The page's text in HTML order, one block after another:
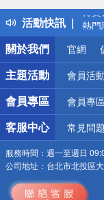
活動快訊
得獎
熱門
銀行
偏遠
詐騙
關於我們
官網
主題活動 會員活動
會員專區 會員專
客服中心 常見問題
服務時間： 週一至週日
公司地址： 台北市北投區